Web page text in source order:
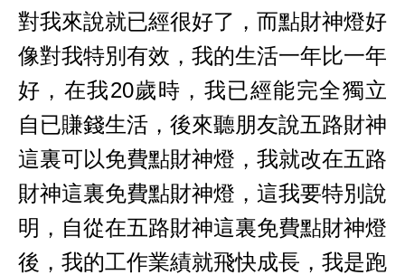
對我來說就已經很好了，而點財神燈好
像對我特別有效，我的生活一年比一年
好，在我20歲時，我已經能完全獨立
自已賺錢生活，後來聽朋友說五路財神
這裏可以免費點財神燈，我就改在五路
財神這裏免費點財神燈，這我要特別說
明，自從在五路財神這裏免費點財神燈
後，我的工作業績就飛快成長，我是跑